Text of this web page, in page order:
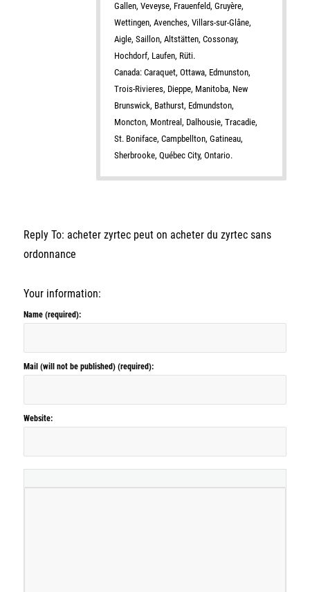
Gallen, Veveyse, Frauenfeld, Gruyère,
Wettingen, Avenches, Villars-sur-Glâne,
Aigle, Saillon, Altstätten, Cossonay,
Hochdorf, Laufen, Rüti.
Canada: Caraquet, Ottawa, Edmunston,
Trois-Rivieres, Dieppe, Manitoba, New
Brunswick, Bathurst, Edmundston,
Moncton, Montreal, Dalhousie, Tracadie,
St. Boniface, Campbellton, Gatineau,
Sherbrooke, Québec City, Ontario.
Reply To: acheter zyrtec peut on acheter du zyrtec sans
ordonnance
Your information:
Name (required):
Mail (will not be published) (required):
Website: